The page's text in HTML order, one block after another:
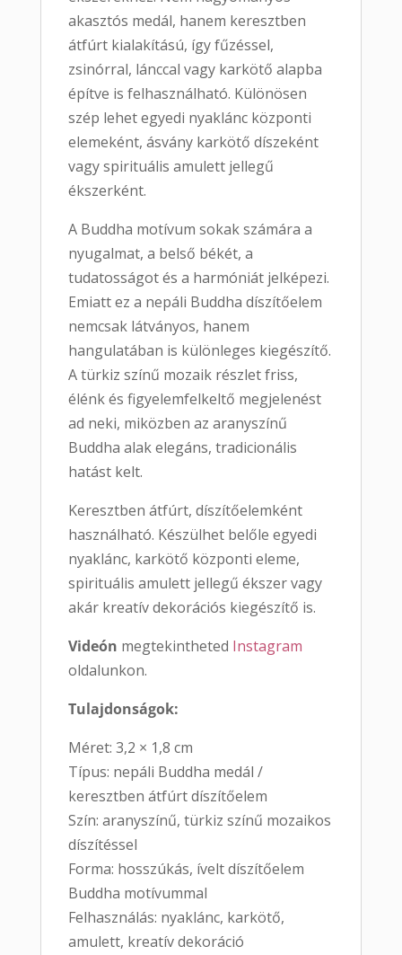
akasztós medál, hanem keresztben
átfúrt kialakítású, így fűzéssel,
zsinórral, lánccal vagy karkötő alapba
építve is felhasználható. Különösen
szép lehet egyedi nyaklánc központi
elemeként, ásvány karkötő díszeként
vagy spirituális amulett jellegű
ékszerként.
A Buddha motívum sokak számára a
nyugalmat, a belső békét, a
tudatosságot és a harmóniát jelképezi.
Emiatt ez a nepáli Buddha díszítőelem
nemcsak látványos, hanem
hangulatában is különleges kiegészítő.
A türkiz színű mozaik részlet friss,
élénk és figyelemfelkeltő megjelenést
ad neki, miközben az aranyszínű
Buddha alak elegáns, tradicionális
hatást kelt.
Keresztben átfúrt, díszítőelemként
használható. Készülhet belőle egyedi
nyaklánc, karkötő központi eleme,
spirituális amulett jellegű ékszer vagy
akár kreatív dekorációs kiegészítő is.
Videón megtekintheted Instagram
oldalunkon.
Tulajdonságok:
Méret: 3,2 × 1,8 cm
Típus: nepáli Buddha medál /
keresztben átfúrt díszítőelem
Szín: aranyszínű, türkiz színű mozaikos
díszítéssel
Forma: hosszúkás, ívelt díszítőelem
Buddha motívummal
Felhasználás: nyaklánc, karkötő,
amulett, kreatív dekoráció